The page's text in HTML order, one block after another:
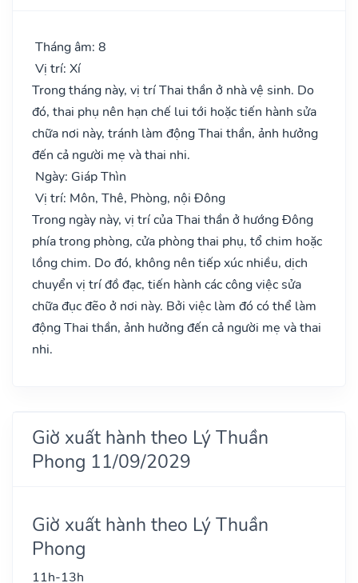
Tháng âm: 8
Vị trí: Xí
Trong tháng này, vị trí Thai thần ở nhà vệ sinh. Do
đó, thai phụ nên hạn chế lui tới hoặc tiến hành sửa
chữa nơi này, tránh làm động Thai thần, ảnh hưởng
đến cả người mẹ và thai nhi.
Ngày: Giáp Thìn
Vị trí: Môn, Thê, Phòng, nội Đông
Trong ngày này, vị trí của Thai thần ở hướng Đông
phía trong phòng, cửa phòng thai phụ, tổ chim hoặc
lồng chim. Do đó, không nên tiếp xúc nhiều, dịch
chuyển vị trí đồ đạc, tiến hành các công việc sửa
chữa đục đẽo ở nơi này. Bởi việc làm đó có thể làm
động Thai thần, ảnh hưởng đến cả người mẹ và thai
nhi.
Giờ xuất hành theo Lý Thuần
Phong 11/09/2029
Giờ xuất hành theo Lý Thuần
Phong
11h-13h